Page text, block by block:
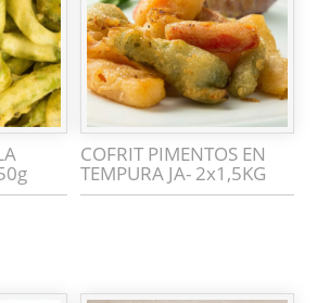
COFRIT PIMENTOS EN
TEMPURA JA- 2x1,5KG